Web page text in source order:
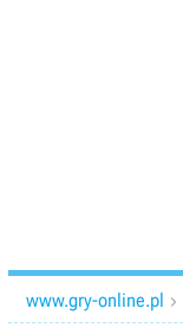
www.gry-online.pl 